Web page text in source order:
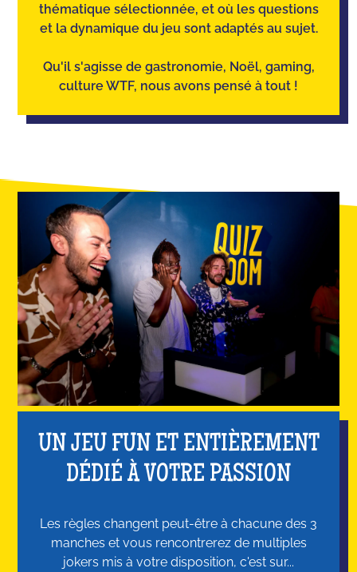
thématique sélectionnée, et où les questions
et la dynamique du jeu sont adaptés au sujet.
Qu'il s'agisse de gastronomie, Noël, gaming,
culture WTF, nous avons pensé à tout !
UN JEU FUN ET ENTIÈREMENT
DÉDIÉ À VOTRE PASSION
Les règles changent peut-être à chacune des 3
manches et vous rencontrerez de multiples
jokers mis à votre disposition, c'est sur...